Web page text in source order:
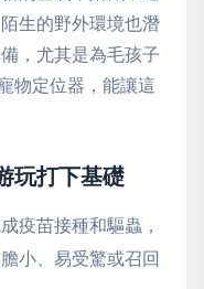
生的野外環境也潛
，尤其是為毛孩子
物定位器，能讓這
玩打下基礎
疫苗接種和驅蟲，
小、易受驚或召回